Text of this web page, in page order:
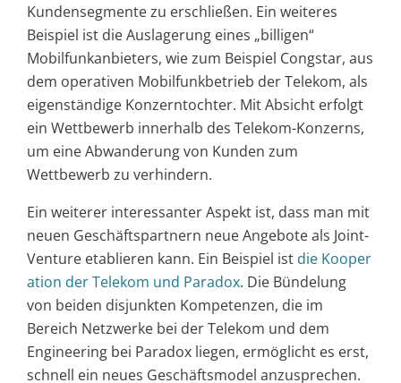
Kundensegmente zu erschließen. Ein weiteres
Beispiel ist die Auslagerung eines „billigen“
Mobilfunkanbieters, wie zum Beispiel Congstar, aus
dem operativen Mobilfunkbetrieb der Telekom, als
eigenständige Konzerntochter. Mit Absicht erfolgt
ein Wettbewerb innerhalb des Telekom-Konzerns,
um eine Abwanderung von Kunden zum
Wettbewerb zu verhindern.
Ein weiterer interessanter Aspekt ist, dass man mit
neuen Geschäftspartnern neue Angebote als Joint-
Venture etablieren kann. Ein Beispiel ist die Kooper
ation der Telekom und Paradox. Die Bündelung
von beiden disjunkten Kompetenzen, die im
Bereich Netzwerke bei der Telekom und dem
Engineering bei Paradox liegen, ermöglicht es erst,
schnell ein neues Geschäftsmodel anzusprechen.